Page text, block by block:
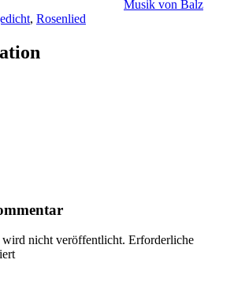
Musik von Balz
, Rosenlied
nicht veröffentlicht. Erforderliche